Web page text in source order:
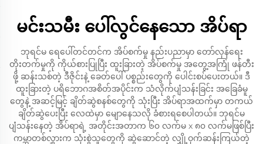
မင်းသမီး ပေါ်လွင်နေသော အိပ်ရာ
ဘုရင်မ ရေပေါ်တင်တင်က အိပ်စက်မှု နည်းပညာမှာ တော်လှန်ရေး
တိုးတက်မှုကို ကိုယ်စားပြုပြီး ထူးခြားတဲ့ အိပ်စက်မှု အတွေ့အကြုံ ဖန်တီး
ဖို့ ဆန်းသစ်တဲ့ ဒီဇိုင်းနဲ့ ခေတ်ပေါ် ပစ္စည်းတွေကို ပေါင်းစပ်ပေးတယ်။ ဒီ
ထူးခြားတဲ့ ပရိဘောဂအစိတ်အပိုင်းက သံလိုက်ပျံသန်းခြင်း အခြေခံမူ
တွေနဲ့ အဆင့်မြင့် ချိတ်ဆွဲစနစ်တွေကို သုံးပြီး အိပ်ရာအထက်မှာ တကယ်
ချိတ်ဆွဲပေးပြီး လေထဲမှာ မျောနေသလို ခံစားရစေပါတယ်။ ဘုရင်မ
ပျံသန်းနေတဲ့ အိပ်ရာရဲ့ အတိုင်းအတာက ၆၀ လက်မ x ၈၀ လက်မဖြစ်ပြီး
ကမ္ဘာတစ်လွှားက သုံးစွဲသူတွေကို ဆွဲဆောင်တဲ့ လျှို့ဝှက်ဆန်းကြယ်တဲ့